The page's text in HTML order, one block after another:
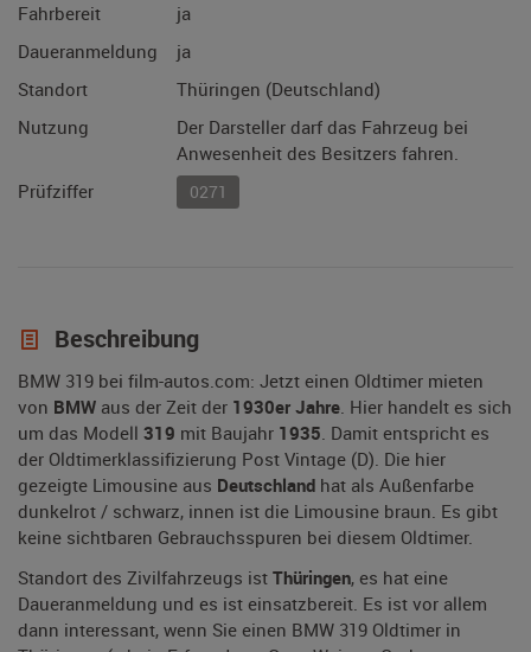
Fahrbereit
ja
Daueranmeldung
ja
Standort
Thüringen (Deutschland)
Nutzung
Der Darsteller darf das Fahrzeug bei
Anwesenheit des Besitzers fahren.
Prüfziffer
0271
Beschreibung
BMW 319 bei film-autos.com: Jetzt einen Oldtimer mieten
von BMW aus der Zeit der 1930er Jahre. Hier handelt es sich
um das Modell 319 mit Baujahr 1935. Damit entspricht es
der Oldtimerklassifizierung Post Vintage (D). Die hier
gezeigte Limousine aus Deutschland hat als Außenfarbe
dunkelrot / schwarz, innen ist die Limousine braun. Es gibt
keine sichtbaren Gebrauchsspuren bei diesem Oldtimer.
Standort des Zivilfahrzeugs ist Thüringen, es hat eine
Daueranmeldung und es ist einsatzbereit. Es ist vor allem
dann interessant, wenn Sie einen BMW 319 Oldtimer in